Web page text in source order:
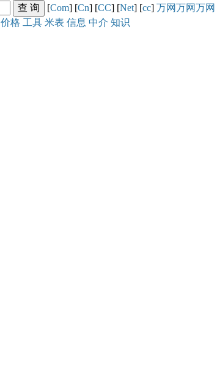
[Com] [Cn] [CC] [Net] [cc] 万网万网万网
价格 工具 米表 信息 中介 知识